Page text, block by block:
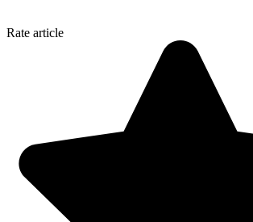
Rate article